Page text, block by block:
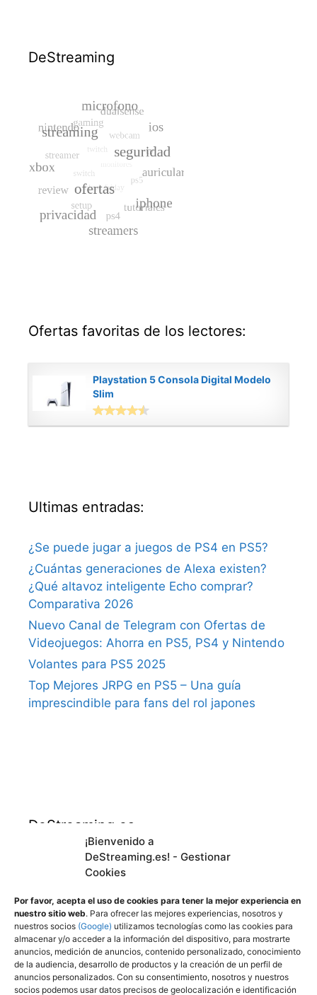
¡Bienvenido a
DeStreaming.es! - Gestionar
Cookies
Por favor, acepta el uso de cookies para tener la mejor experiencia en
nuestro sitio web. Para ofrecer las mejores experiencias, nosotros y
nuestros socios (Google) utilizamos tecnologías como las cookies para
almacenar y/o acceder a la información del dispositivo, para mostrarte
anuncios, medición de anuncios, contenido personalizado, conocimiento
de la audiencia, desarrollo de productos y la creación de un perfil de
anuncios personalizados. Con su consentimiento, nosotros y nuestros
socios podemos usar datos precisos de geolocalización e identificación
DeStreaming
Ofertas favoritas de los lectores:
Playstation 5 Consola Digital Modelo
Slim
Ultimas entradas:
¿Se puede jugar a juegos de PS4 en PS5?
¿Cuántas generaciones de Alexa existen?
¿Qué altavoz inteligente Echo comprar?
Comparativa 2026
Nuevo Canal de Telegram con Ofertas de
Videojuegos: Ahorra en PS5, PS4 y Nintendo
Volantes para PS5 2025
Top Mejores JRPG en PS5 – Una guía
imprescindible para fans del rol japones
DeStreaming.es
En calidad de afiliado de Amazon, obtengo
cumplen los requisitos aplicables.
Utilizamos cookies propias y de terceros para
mejorar nuestros servicios y mostrarle
publicidad a través de Adsense, mediante el